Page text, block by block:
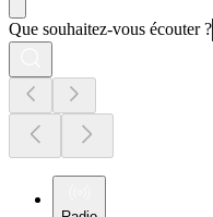
Que souhaitez-vous écouter ?